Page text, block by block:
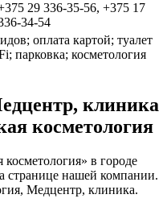
29 336-35-56, +375 17
34-54
оплата картой; туалет
парковка; косметология
клиника
косметология
в городе
странице нашей компании.
Медцентр, клиника.